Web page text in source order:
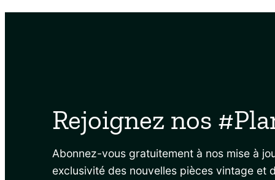
Rejoignez nos
Abonnez-vous gratuitement à nos mise à
exclusivité des nouvelles pièces vintage et